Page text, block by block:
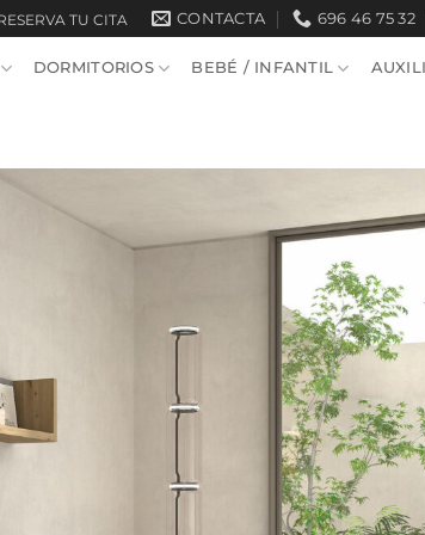
TU CITA CONTACTA 696 46 75 32
DORMITORIOS BEBÉ / INFANTIL